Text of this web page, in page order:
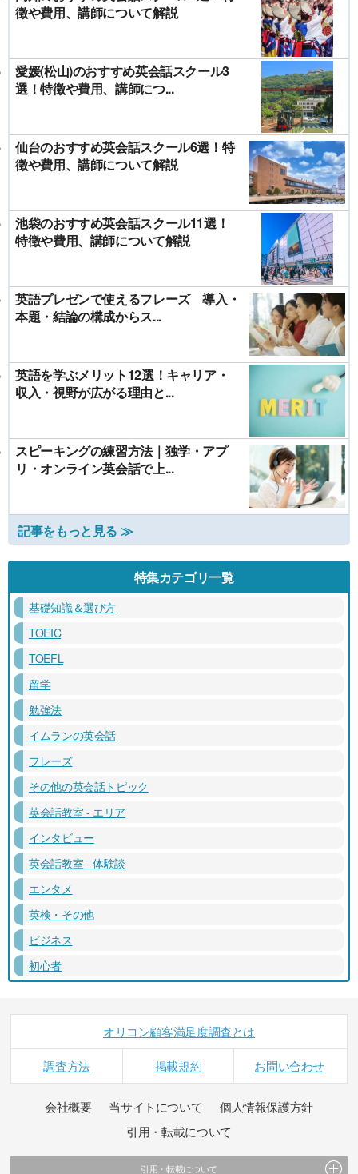
徴や費用、講師について解説
愛媛(松山)のおすすめ英会話スクール3
選！特徴や費用、講師につ...
仙台のおすすめ英会話スクール6選！特
徴や費用、講師について解説
池袋のおすすめ英会話スクール11選！
特徴や費用、講師について解説
英語プレゼンで使えるフレーズ 導入・
本題・結論の構成からス...
英語を学ぶメリット12選！キャリア・
収入・視野が広がる理由と...
スピーキングの練習方法｜独学・アプ
リ・オンライン英会話で上...
記事をもっと見る ≫
特集カテゴリ一覧
基礎知識＆選び方
TOEIC
TOEFL
留学
勉強法
イムランの英会話
フレーズ
その他の英会話トピック
英会話教室 - エリア
インタビュー
英会話教室 - 体験談
エンタメ
英検・その他
ビジネス
初心者
オリコン顧客満足度調査とは
調査方法 掲載規約 お問い合わせ
会社概要 当サイトについて
個人情報保護方針
引用・転載について
引用・転載について